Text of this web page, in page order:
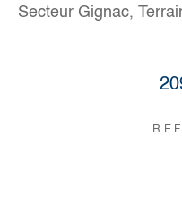
Secteur Gignac,